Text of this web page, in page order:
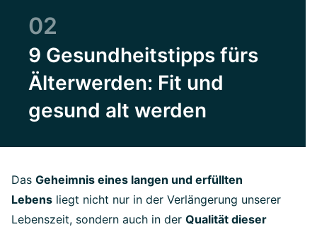
02
9 Gesundheitstipps fürs
Älterwerden: Fit und
gesund alt werden
Das Geheimnis eines langen und erfüllten
Lebens liegt nicht nur in der Verlängerung unserer
Lebenszeit, sondern auch in der Qualität dieser